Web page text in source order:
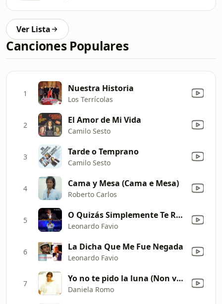
Ver Lista
Canciones Populares
1 Nuestra Historia
Los Terrícolas
2 El Amor de Mi Vida
Camilo Sesto
3 Tarde o Temprano
Camilo Sesto
4 Cama y Mesa (Cama e Mesa)
Roberto Carlos
5 O Quizás Simplemente Te Regale una Rosa (En Vivo)
Leonardo Favio
6 La Dicha Que Me Fue Negada
Leonardo Favio
7 Yo no te pido la luna (Non voglio mica la luna)
Daniela Romo